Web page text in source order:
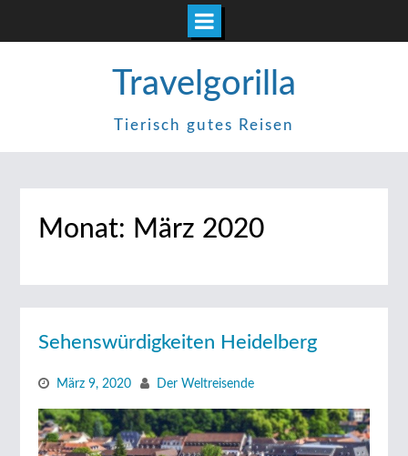
Travelgorilla
Tierisch gutes Reisen
Monat: März 2020
Sehenswürdigkeiten Heidelberg
März 9, 2020 Der Weltreisende